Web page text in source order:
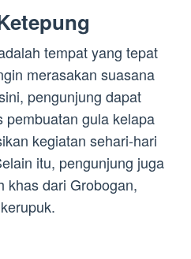
tempat yang tepat
merasakan suasana
pengunjung dapat
pembuatan gula kelapa
kegiatan sehari-hari
itu, pengunjung juga
khas dari Grobogan,